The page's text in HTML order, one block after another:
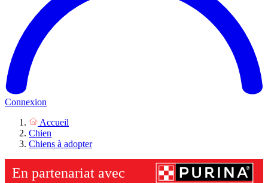
Connexion
Accueil
Chien
Chiens à adopter